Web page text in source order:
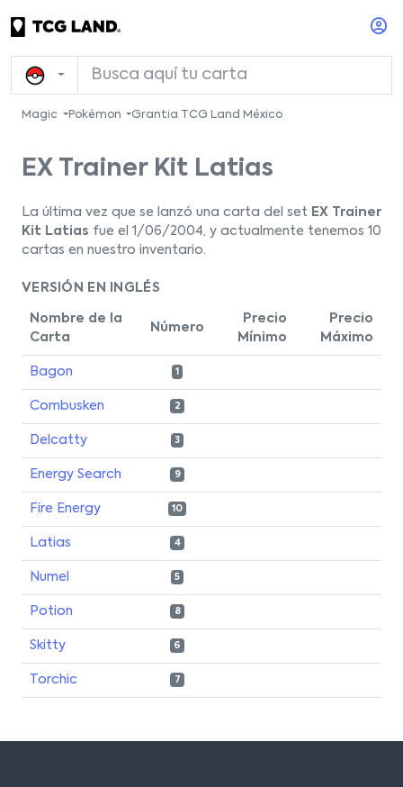
Magic Pokémon Grantia TCG Land México
EX Trainer Kit Latias
La última vez que se lanzó una carta del set EX Trainer
Kit Latias fue el 1/06/2004, y actualmente tenemos 10
cartas en nuestro inventario.
VERSIÓN EN INGLÉS
Nombre de la
Carta
Número
Precio
Mínimo
Precio
Máximo
Bagon 1
Combusken 2
Delcatty 3
Energy Search 9
Fire Energy 10
Latias 4
Numel 5
Potion 8
Skitty 6
Torchic 7